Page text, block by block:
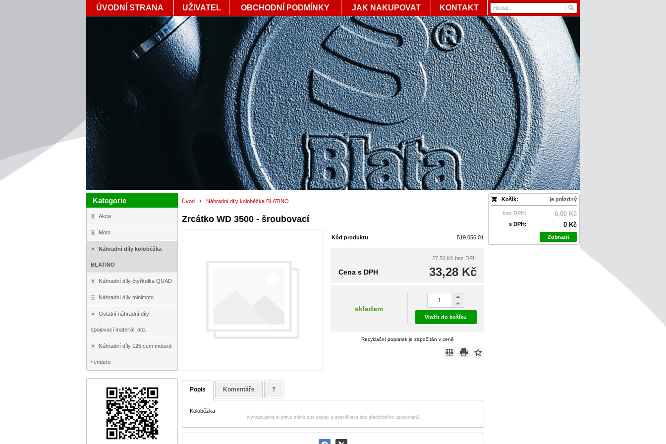
ÚVODNÍ STRANA UŽIVATEL OBCHODNÍ PODMÍNKY JAK NAKUPOVAT KONTAKT
Kategorie
Akce
Moto
Náhradní díly koloběžka
BLATINO
Náhradní díly čtyřkolka QUAD
Náhradní díly minimoto
Ostatní náhradní díly -
spojovací materiál, atd.
Náhradní díly 125 ccm motard
/ enduro
Košík: je prázdný
bez DPH: 0,00 Kč
s DPH: 0 Kč
Zobrazit
Úvod / Náhradní díly koloběžka BLATINO
Zrcátko WD 3500 - šroubovací
Kód produktu 519.056.01
27,50 Kč bez DPH
33,28 Kč
Cena s DPH
skladem
Vložit do košíku
Recyklační poplatek je započítán v ceně
Popis Komentáře ?
Koloběžka
(vyhrazujeme si právo měnit tyto popisy a specifikace bez předchozího upozornění)